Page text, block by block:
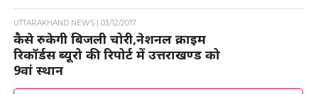
UTTARAKHAND NEWS | 03/12/2017
कैसे रुकेगी बिजली चोरी,नेशनल क्राइम
रिकॉर्डस ब्यूरो की रिपोर्ट में उत्तराखण्ड को
9वां स्थान